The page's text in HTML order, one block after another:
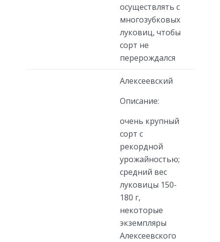
осуществлять с
многозубковых
луковиц, чтобы
сорт не
перерождался
Алексеевский
Описание:
очень крупный
сорт с
рекордной
урожайностью;
средний вес
луковицы 150-
180 г,
некоторые
экземпляры
Алексеевского